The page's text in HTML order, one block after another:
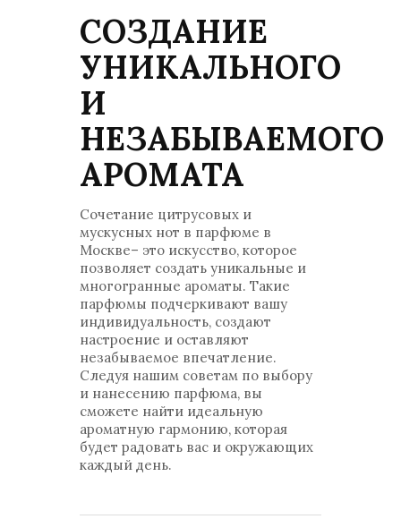
СОЗДАНИЕ
УНИКАЛЬНОГО
И
НЕЗАБЫВАЕМОГО
АРОМАТА
Сочетание цитрусовых и
мускусных нот в парфюме в
Москве– это искусство, которое
позволяет создать уникальные и
многогранные ароматы. Такие
парфюмы подчеркивают вашу
индивидуальность, создают
настроение и оставляют
незабываемое впечатление.
Следуя нашим советам по выбору
и нанесению парфюма, вы
сможете найти идеальную
ароматную гармонию, которая
будет радовать вас и окружающих
каждый день.